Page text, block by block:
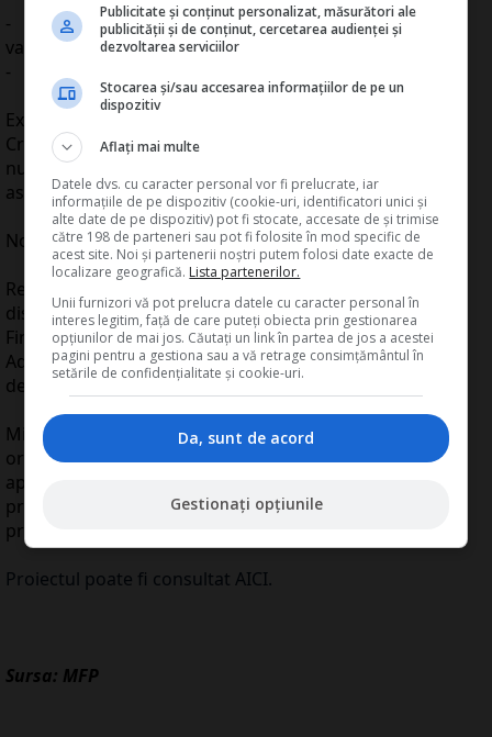
-
un numar din intervalul 1-999,reprezentand
valoarea bonului fiscal fara subdiviziunile leului, si
-
Extragerile vor fi lunare, dar si ocazionale (Paste,
Craciun etc.). Fondul de premiere se va imparti la
numarul bonurilor fiscale castigatoare revendicate,
astfel rezultand valoarea unitara a fiecarui castig.
Nota:
Rezultatele extragerilor lunare si ocazionale vor fi
disponibile online, pe web site-ul Ministerului
Finantelor Publice si pe cel al Agentiei Nationale de
Administrare Fiscala, pentru un interval de cel putin 30
de zile.
Ministerul Finantelor Publice intentioneaza
organizarea Loteriei Bonurilor Fiscale incepand cu 13
aprilie 2015 (a doua zi de Paste), cand se va programa
prima extragere ocazionala, avand un fond de
premiere de 1 milion lei.
Proiectul poate fi consultat AICI.
Sursa: MFP
Publicitate și conținut personalizat, măsurători ale
publicității și de conținut, cercetarea audienței și
dezvoltarea serviciilor
Stocarea și/sau accesarea informațiilor de pe un
dispozitiv
Aflați mai multe
Datele dvs. cu caracter personal vor fi prelucrate, iar
informațiile de pe dispozitiv (cookie-uri, identificatori unici și
alte date de pe dispozitiv) pot fi stocate, accesate de și trimise
către 198 de parteneri sau pot fi folosite în mod specific de
acest site. Noi și partenerii noștri putem folosi date exacte de
localizare geografică. Lista partenerilor.
Unii furnizori vă pot prelucra datele cu caracter personal în
interes legitim, față de care puteți obiecta prin gestionarea
opțiunilor de mai jos. Căutați un link în partea de jos a acestei
pagini pentru a gestiona sau a vă retrage consimțământul în
setările de confidențialitate și cookie-uri.
Da, sunt de acord
Gestionați opțiunile